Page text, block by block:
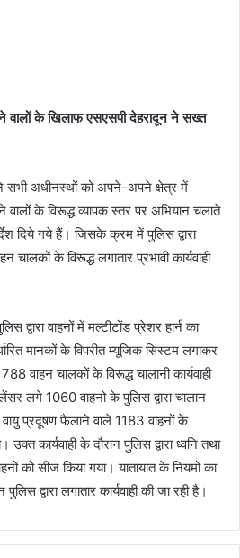
वालों के खिलाफ एसएसपी देहरादून ने सख्त
सभी अधीनस्थों को अपने-अपने क्षेत्र में
वालों के विरूद्ध व्यापक स्तर पर अभियान चलाते
दिये गये हैं। जिसके क्रम में पुलिस द्वारा
के विरूद्ध लगातार प्रभावी कार्यवाही
द्वारा वाहनों में मल्टीटोंड प्रेशर हार्न का
मानकों के विपरीत म्यूजिक सिस्टम लगाकर
वाहन चालकों के विरूद्ध चालानी कार्यवाही
लगे 1060 वाहनो के पुलिस द्वारा चालान
प्रदूषण फैलाने वाले 1183 वाहनों के
कार्यवाही के दौरान पुलिस द्वारा ध्वनि तथा
को सीज किया गया। यातायात के नियमों का
द्वारा लगातार कार्यवाही की जा रही है।